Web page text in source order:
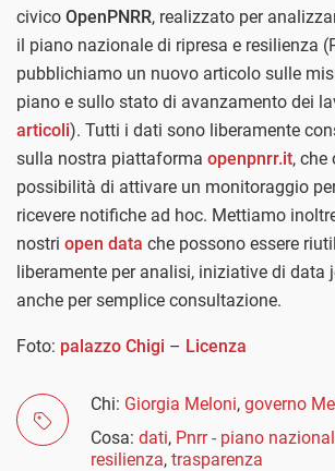
civico OpenPNRR, realizzato per
il piano nazionale di ripresa e resilienza
pubblichiamo un nuovo articolo sulle
piano e sullo stato di avanzamento dei
articoli). Tutti i dati sono liberamente
sulla nostra piattaforma openpnrr.it, che
possibilità di attivare un monitoraggio
ricevere notifiche ad hoc. Mettiamo
nostri open data che possono essere
liberamente per analisi, iniziative di data
anche per semplice consultazione.
Foto: palazzo Chigi – Licenza
Chi: Giorgia Meloni, governo
Cosa: dati, Pnrr - piano
resilienza, trasparenza